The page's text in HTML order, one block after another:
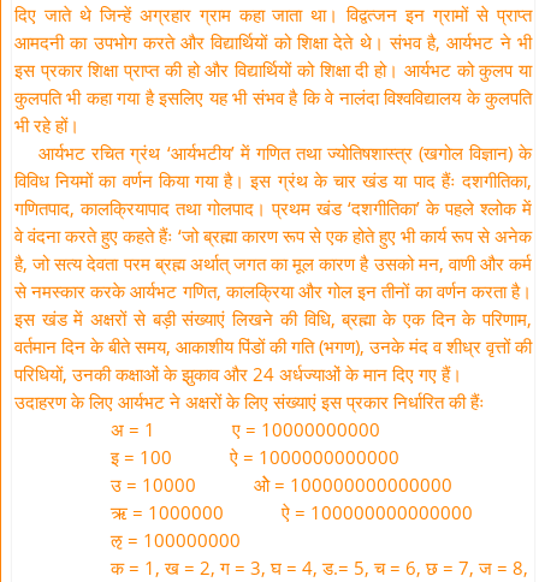
दिए जाते थे जिन्हें अग्रहार ग्राम कहा जाता था। विद्वत्जन इन ग्रामों से प्राप्त
आमदनी का उपभोग करते और विद्यार्थियों को शिक्षा देते थे। संभव है, आर्यभट ने भी
इस प्रकार शिक्षा प्राप्त की हो और विद्यार्थियों को शिक्षा दी हो। आर्यभट को कुलप या
कुलपति भी कहा गया है इसलिए यह भी संभव है कि वे नालंदा विश्वविद्यालय के कुलपति
भी रहे हों।
आर्यभट रचित ग्रंथ ‘आर्यभटीय’ में गणित तथा ज्योतिषशास्त्र (खगोल विज्ञान) के
विविध नियमों का वर्णन किया गया है। इस ग्रंथ के चार खंड या पाद हैंः दशगीतिका,
गणितपाद, कालक्रियापाद तथा गोलपाद। प्रथम खंड ‘दशगीतिका’ के पहले श्लोक में
वे वंदना करते हुए कहते हैंः ‘जो ब्रह्मा कारण रूप से एक होते हुए भी कार्य रूप से अनेक
है, जो सत्य देवता परम ब्रह्म अर्थात् जगत का मूल कारण है उसको मन, वाणी और कर्म
से नमस्कार करके आर्यभट गणित, कालक्रिया और गोल इन तीनों का वर्णन करता है।
इस खंड में अक्षरों से बड़ी संख्याएं लिखने की विधि, ब्रह्मा के एक दिन के परिणाम,
वर्तमान दिन के बीते समय, आकाशीय पिंडों की गति (भगण), उनके मंद व शीध्र वृत्तों की
परिधियों, उनकी कक्षाओं के झुकाव और 24 अर्धज्याओं के मान दिए गए हैं।
उदाहरण के लिए आर्यभट ने अक्षरों के लिए संख्याएं इस प्रकार निर्धारित की हैंः
अ = 1 ए = 10000000000
इ = 100 ऐ = 1000000000000
उ = 10000 ओे = 100000000000000
ऋ = 1000000 ऐ = 100000000000000
ऌ = 100000000
क = 1, ख = 2, ग = 3, घ = 4, ड.= 5, च = 6, छ = 7, ज = 8,